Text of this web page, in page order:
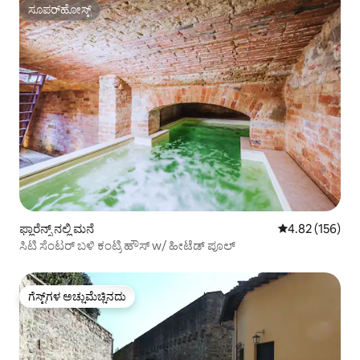
ಸೂಪರ್‌ಹೋಸ್ಟ್
ಸೂಪರ್‌ಹೋಸ್ಟ್
ಫ್ಲಾರೆನ್ಸ್ ನಲ್ಲಿ ಮನೆ 5 ರಲ್ಲಿ 4.82
4.82 (156)
ಸಿಟಿ ಸೆಂಟರ್ ಬಳಿ ಕಂಟ್ರಿ ಹೌಸ್ w/ ಹೀಟೆಡ್ ಪೂಲ್
ಗೆಸ್ಟ್‌ಗಳ ಅಚ್ಚುಮೆಚ್ಚಿನದು
ಗೆಸ್ಟ್‌ಗಳ ಅಚ್ಚುಮೆಚ್ಚಿನದು